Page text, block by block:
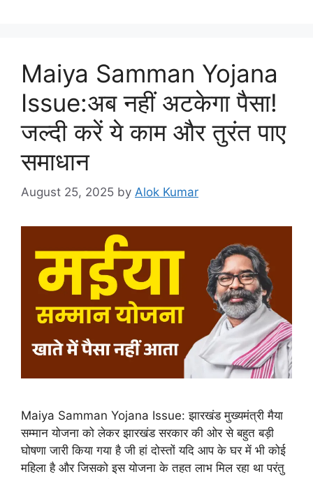
Maiya Samman Yojana
Issue:अब नहीं अटकेगा पैसा!
जल्दी करें ये काम और तुरंत पाए
समाधान
August 25, 2025 by Alok Kumar
Maiya Samman Yojana Issue: झारखंड मुख्यमंत्री मैया
सम्मान योजना को लेकर झारखंड सरकार की ओर से बहुत बड़ी
घोषणा जारी किया गया है जी हां दोस्तों यदि आप के घर में भी कोई
महिला है और जिसको इस योजना के तहत लाभ मिल रहा था परंतु